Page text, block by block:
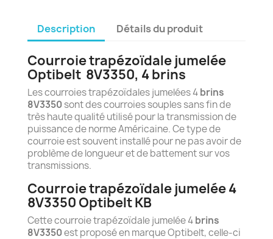
Description Détails du produit
Courroie trapézoïdale jumelée
Optibelt 8V3350, 4 brins
Les courroies trapézoïdales jumelées 4brins
8V3350sont des courroies souples sans fin de
très haute qualité utilisé pour la transmission de
puissance de norme Américaine. Ce type de
courroie est souvent installé pour ne pas avoir de
problème de longueur et de battement sur vos
transmissions.
Courroie trapézoïdale jumelée 4
8V3350 Optibelt KB
Cette courroie trapézoïdale jumelée 4brins
8V3350est proposé en marque Optibelt, celle-ci